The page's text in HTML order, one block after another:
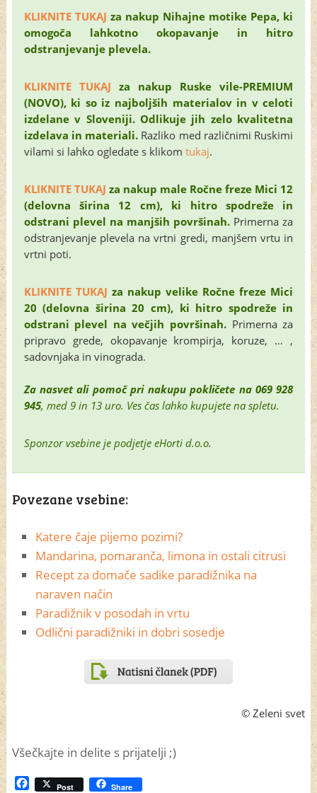
KLIKNITE TUKAJ za nakup Nihajne motike Pepa, ki
omogoča lahkotno okopavanje in hitro
odstranjevanje plevela.
KLIKNITE TUKAJ za nakup Ruske vile-PREMIUM
(NOVO), ki so iz najboljših materialov in v celoti
izdelane v Sloveniji. Odlikuje jih zelo kvalitetna
izdelava in materiali. Razliko med različnimi Ruskimi
vilami si lahko ogledate s klikom tukaj.
KLIKNITE TUKAJ za nakup male Ročne freze Mici 12
(delovna širina 12 cm), ki hitro spodreže in
odstrani plevel na manjših površinah. Primerna za
odstranjevanje plevela na vrtni gredi, manjšem vrtu in
vrtni poti.
KLIKNITE TUKAJ za nakup velike Ročne freze Mici
20 (delovna širina 20 cm), ki hitro spodreže in
odstrani plevel na večjih površinah. Primerna za
pripravo grede, okopavanje krompirja, koruze, … ,
sadovnjaka in vinograda.
Za nasvet ali pomoč pri nakupu pokličete na 069 928
945, med 9 in 13 uro. Ves čas lahko kupujete na spletu.
Sponzor vsebine je podjetje eHorti d.o.o.
Povezane vsebine:
Katere čaje pijemo pozimi?
Mandarina, pomaranča, limona in ostali citrusi
Recept za domače sadike paradižnika na
naraven način
Paradižnik v posodah in vrtu
Odlični paradižniki in dobri sosedje
© Zeleni svet
Všečkajte in delite s prijatelji ;)
Facebook
Post Share